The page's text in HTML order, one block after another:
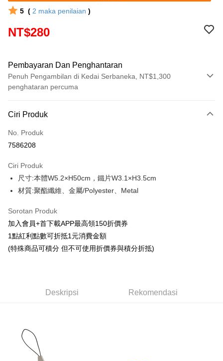
5 ( 2 maka penilaian )
NT$280
Pembayaran Dan Penghantaran
Penuh Pengambilan di Kedai Serbaneka, NT$1,300
penghataran percuma
Kad Kredit (Bayaran Penuh)
Pengambilan di Kedai Serbaneka
Apple Pay
Easy Wallet
Google Pay
Pemindahan ATM
Tunai semasa Penghantaran
付款後全家取貨
NT$65/pesanan | Penghantaran percuma untuk pesanan
NT$1,300 atau lebih
Ciri Produk
No. Produk
7586208
Ciri Produk
尺寸:本體W5.2×H50cm，鐵片W3.1×H3.5cm
材質:聚酯纖維、金屬/Polyester、Metal
Sorotan Produk
加入會員+首下載APP最高領150折價券
1點紅利點數可折抵1元消費金額
(特殊商品可積分 但不可使用折價券與積分折抵)
Deskripsi Rekomendasi